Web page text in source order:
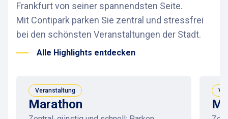
Frankfurt von seiner spannendsten Seite.
Mit Contipark parken Sie zentral und stressfrei
bei den schönsten Veranstaltungen der Stadt.
Alle Highlights entdecken
Veranstaltung
Marathon